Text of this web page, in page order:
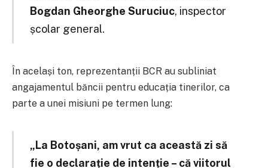
Bogdan Gheorghe Suruciuc, inspector
școlar general.
În același ton, reprezentanții BCR au subliniat
angajamentul băncii pentru educația tinerilor, ca
parte a unei misiuni pe termen lung:
„La Botoșani, am vrut ca această zi să
fie o declarație de intenție – că viitorul